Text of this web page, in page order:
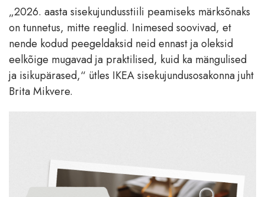
„2026. aasta sisekujundusstiili peamiseks märksõnaks
on tunnetus, mitte reeglid. Inimesed soovivad, et
nende kodud peegeldaksid neid ennast ja oleksid
eelkõige mugavad ja praktilised, kuid ka mängulised
ja isikupärased,“ ütles IKEA sisekujundusosakonna juht
Brita Mikvere.